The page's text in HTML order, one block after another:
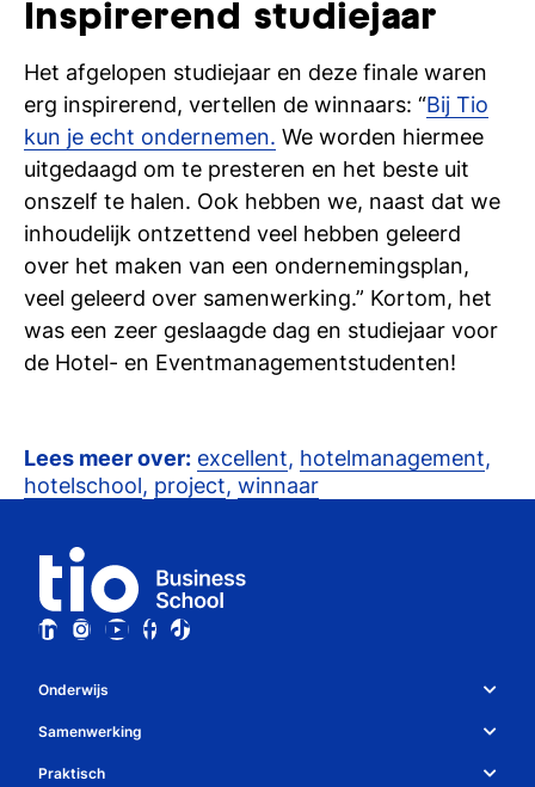
Inspirerend studiejaar
Het afgelopen studiejaar en deze finale waren
erg inspirerend, vertellen de winnaars: “Bij Tio
kun je echt ondernemen. We worden hiermee
uitgedaagd om te presteren en het beste uit
onszelf te halen. Ook hebben we, naast dat we
inhoudelijk ontzettend veel hebben geleerd
over het maken van een ondernemingsplan,
veel geleerd over samenwerking.” Kortom, het
was een zeer geslaagde dag en studiejaar voor
de Hotel- en Eventmanagementstudenten!
Lees meer over: excellent, hotelmanagement,
hotelschool, project, winnaar
Onderwijs
Studiekeuze en opleidingen
Studiekeuzetest
Samenwerking
Over Tio
Praktisch